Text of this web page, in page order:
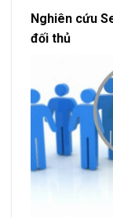
Nghiên cứu
đối thủ